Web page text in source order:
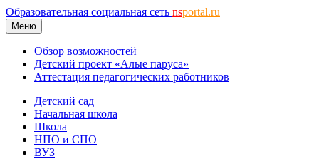
Образовательная социальная сеть nsportal.ru
Меню
Обзор возможностей
Детский проект «Алые паруса»
Аттестация педагогических работников
Детский сад
Начальная школа
Школа
НПО и СПО
ВУЗ